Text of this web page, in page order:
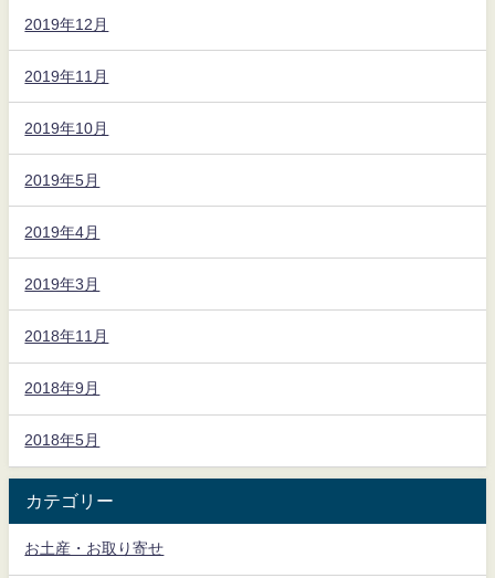
2019年12月
2019年11月
2019年10月
2019年5月
2019年4月
2019年3月
2018年11月
2018年9月
2018年5月
カテゴリー
お土産・お取り寄せ